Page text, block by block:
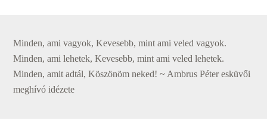
Minden, ami vagyok, Kevesebb, mint ami veled vagyok.
Minden, ami lehetek, Kevesebb, mint ami veled lehetek.
Minden, amit adtál, Köszönöm neked! ~ Ambrus Péter esküvői
meghívó idézete